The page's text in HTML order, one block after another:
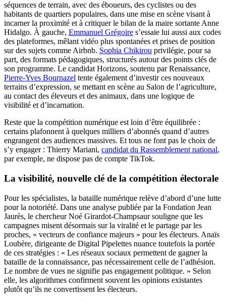
séquences de terrain, avec des éboueurs, des cyclistes ou des
habitants de quartiers populaires, dans une mise en scène visant à
incarner la proximité et à critiquer le bilan de la maire sortante Anne
Hidalgo. À gauche, Emmanuel Grégoire s’essaie lui aussi aux codes
des plateformes, mêlant vidéo plus spontanées et prises de position
sur des sujets comme Airbnb. Sophia Chikirou privilégie, pour sa
part, des formats pédagogiques, structurés autour des points clés de
son programme. Le candidat Horizons, soutenu par Renaissance,
Pierre-Yves Bournazel tente également d’investir ces nouveaux
terrains d’expression, se mettant en scène au Salon de l’agriculture,
au contact des éleveurs et des animaux, dans une logique de
visibilité et d’incarnation.
Reste que la compétition numérique est loin d’être équilibrée :
certains plafonnent à quelques milliers d’abonnés quand d’autres
engrangent des audiences massives. Et tous ne font pas le choix de
s’y engager : Thierry Mariani, candidat du Rassemblement national,
par exemple, ne dispose pas de compte TikTok.
La visibilité, nouvelle clé de la compétition électorale
Pour les spécialistes, la bataille numérique relève d’abord d’une lutte
pour la notoriété. Dans une analyse publiée par la Fondation Jean
Jaurès, le chercheur Noé Girardot-Champsaur souligne que les
campagnes misent désormais sur la viralité et le partage par les
proches, « vecteurs de confiance majeurs » pour les électeurs. Anaïs
Loubère, dirigeante de Digital Pipelettes nuance toutefois la portée
de ces stratégies : « Les réseaux sociaux permettent de gagner la
bataille de la connaissance, pas nécessairement celle de l’adhésion.
Le nombre de vues ne signifie pas engagement politique. » Selon
elle, les algorithmes confirment souvent les opinions existantes
plutôt qu’ils ne convertissent les électeurs.